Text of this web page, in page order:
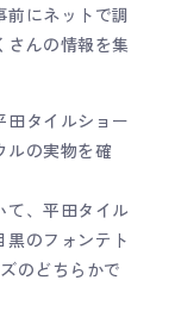
にネットで調
さんの情報を集
田タイルショー
ルの実物を確
て、平田タイル
のフォンテト
のどちらかで